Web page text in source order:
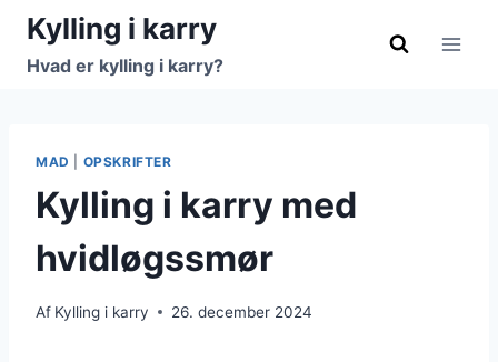
Fortsæt
indhold
Kylling i karry
Hvad er kylling i karry?
MAD OPSKRIFTER
Kylling i karry med
hvidløgssmør
Af Kylling i karry 26. december 2024